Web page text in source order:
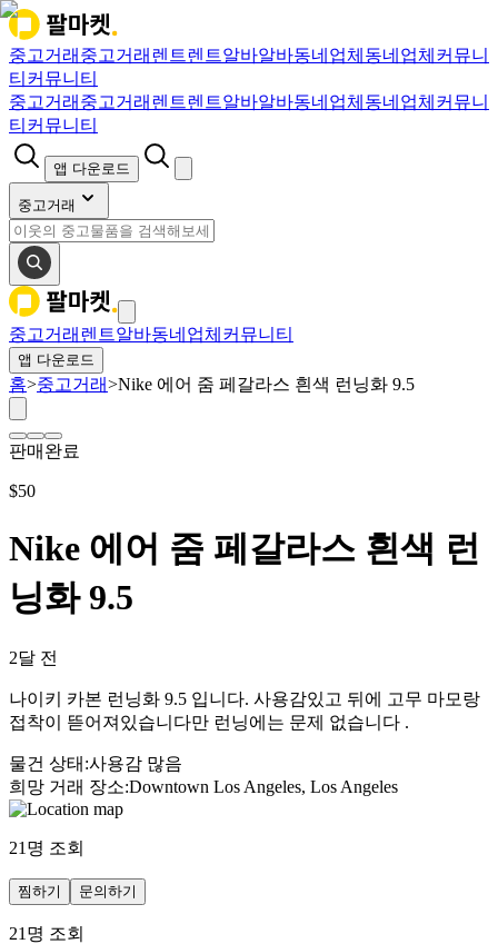
중고거래 중고거래 렌트렌트알바알바동네업체 동네업체 커뮤니
티 커뮤니티
중고거래 중고거래 렌트렌트알바알바동네업체 동네업체 커뮤니
티 커뮤니티
앱 다운로드
중고거래
중고거래 렌트알바동네업체 커뮤니티
앱 다운로드
홈>중고거래>Nike 에어 줌 페갈라스 흰색 런닝화 9.5
판매완료
$50
Nike 에어 줌 페갈라스 흰색 런
닝화 9.5
2달 전
나이키 카본 런닝화 9.5 입니다. 사용감있고 뒤에 고무 마모랑
접착이 뜯어져있습니다만 런닝에는 문제 없습니다 .
물건 상태 :사용감 많음
희망 거래 장소:Downtown Los Angeles, Los Angeles
21 명 조회
찜하기 문의하기
21 명 조회